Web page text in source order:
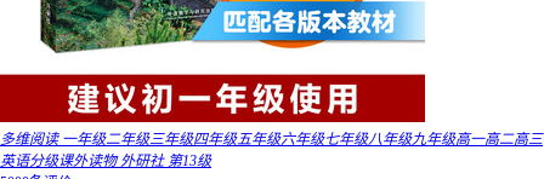
多维阅读 一年级二年级三年级四年级五年级六年级七年级八年级九年级高一高二高三
英语分级课外读物 外研社 第13级